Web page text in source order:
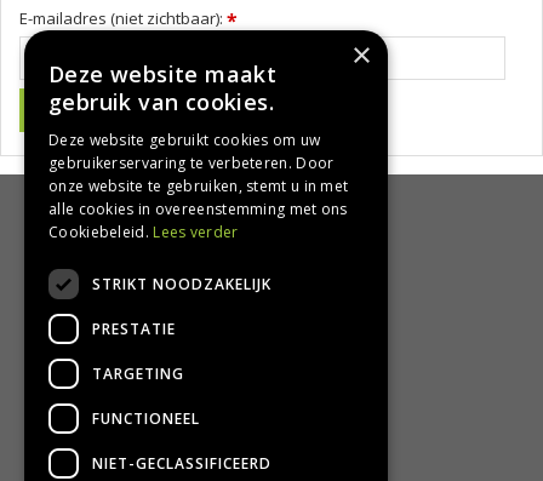
E-mailadres (niet zichtbaar): *
HANDIG
Bezorgen en afhalen
Algemene voorwaarden
Privacy Policy
Privacy statement
CONTACT
×
Deze website maakt
gebruik van cookies.
Deze website gebruikt cookies om uw
gebruikerservaring te verbeteren. Door
onze website te gebruiken, stemt u in met
alle cookies in overeenstemming met ons
Cookiebeleid. Lees verder
STRIKT NOODZAKELIJK
PRESTATIE
TARGETING
FUNCTIONEEL
NIET-GECLASSIFICEERD